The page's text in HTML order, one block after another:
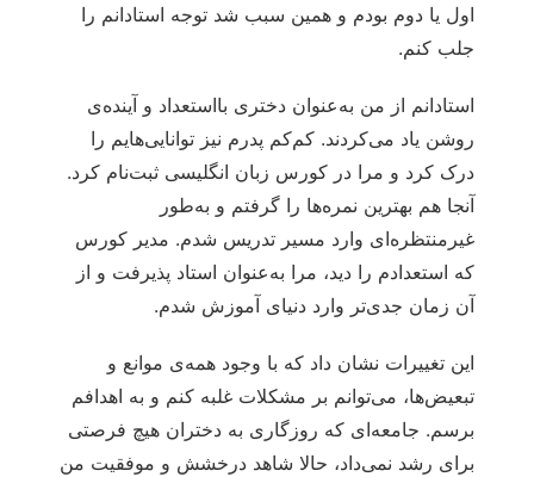
اول یا دوم بودم و همین سبب شد توجه استادانم را
جلب کنم.
استادانم از من به‌عنوان دختری بااستعداد و آینده‌ی
روشن یاد می‌کردند. کم‌کم پدرم نیز توانایی‌هایم را
درک کرد و مرا در کورس زبان انگلیسی ثبت‌نام کرد.
آنجا هم بهترین نمره‌ها را گرفتم و به‌طور
غیرمنتظره‌ای وارد مسیر تدریس شدم. مدیر کورس
که استعدادم را دید، مرا به‌عنوان استاد پذیرفت و از
آن زمان جدی‌تر وارد دنیای آموزش شدم.
این تغییرات نشان داد که با وجود همه‌ی موانع و
تبعیض‌ها، می‌توانم بر مشکلات غلبه کنم و به اهدافم
برسم. جامعه‌ای که روزگاری به دختران هیچ فرصتی
برای رشد نمی‌داد، حالا شاهد درخشش و موفقیت من